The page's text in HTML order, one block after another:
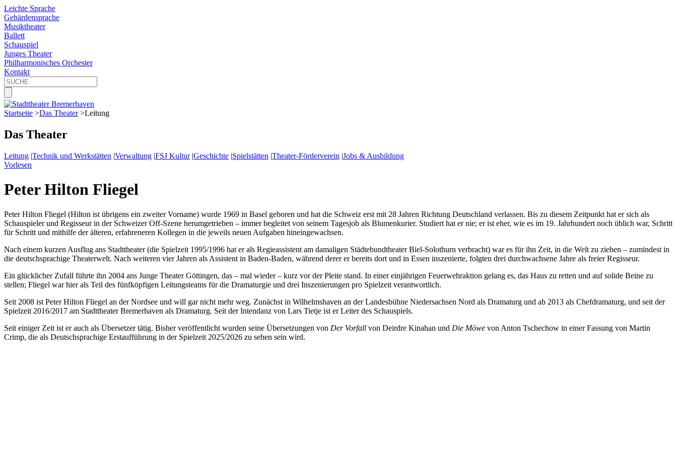
Leichte Sprache
Gebärdensprache
Musiktheater
Ballett
Schauspiel
Junges Theater
Philharmonisches Orchester
Kontakt
Startseite >Das Theater >Leitung
Das Theater
Leitung |Technik und Werkstätten |Verwaltung |FSJ Kultur |Geschichte |Spielstätten |Theater-Förderverein |Jobs & Ausbildung
Vorlesen
Peter Hilton Fliegel
Peter Hilton Fliegel (Hilton ist übrigens ein zweiter Vorname) wurde 1969 in Basel geboren und hat die Schweiz erst mit 28 Jahren Richtung Deutschland verlassen. Bis zu diesem Zeitpunkt hat er sich als
Schauspieler und Regisseur in der Schweizer Off-Szene herumgetrieben – immer begleitet von seinem Tagesjob als Blumenkurier. Studiert hat er nie; er ist eher, wie es im 19. Jahrhundert noch üblich war, Schritt
für Schritt und mithilfe der älteren, erfahreneren Kollegen in die jeweils neuen Aufgaben hineingewachsen.
Nach einem kurzen Ausflug ans Stadttheater (die Spielzeit 1995/1996 hat er als Regieassistent am damaligen Städtebundtheater Biel-Solothurn verbracht) war es für ihn Zeit, in die Welt zu ziehen – zumindest in
die deutschsprachige Theaterwelt. Nach weiteren vier Jahren als Assistent in Baden-Baden, während derer er bereits dort und in Essen inszenierte, folgten drei durchwachsene Jahre als freier Regisseur.
Ein glücklicher Zufall führte ihn 2004 ans Junge Theater Göttingen, das – mal wieder – kurz vor der Pleite stand. In einer einjährigen Feuerwehraktion gelang es, das Haus zu retten und auf solide Beine zu
stellen; Fliegel war hier als Teil des fünfköpfigen Leitungsteams für die Dramaturgie und drei Inszenierungen pro Spielzeit verantwortlich.
Seit 2008 ist Peter Hilton Fliegel an der Nordsee und will gar nicht mehr weg. Zunächst in Wilhelmshaven an der Landesbühne Niedersachsen Nord als Dramaturg und ab 2013 als Chefdramaturg, und seit der
Spielzeit 2016/2017 am Stadttheater Bremerhaven als Dramaturg. Seit der Intendanz von Lars Tietje ist er Leiter des Schauspiels.
Seit einiger Zeit ist er auch als Übersetzer tätig. Bisher veröffentlicht wurden seine Übersetzungen von Der Vorfall von Deirdre Kinahan und Die Möwe von Anton Tschechow in einer Fassung von Martin
Crimp, die als Deutschsprachige Erstaufführung in der Spielzeit 2025/2026 zu sehen sein wird.